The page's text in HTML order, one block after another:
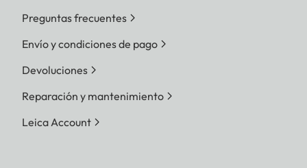
Preguntas frecuentes
Envío y condiciones de pago
Devoluciones
Reparación y mantenimiento
Leica Account